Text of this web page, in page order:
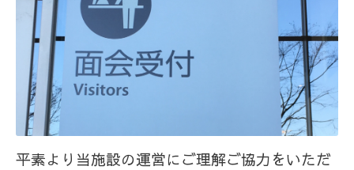
平素より当施設の運営にご理解ご協力をいただ